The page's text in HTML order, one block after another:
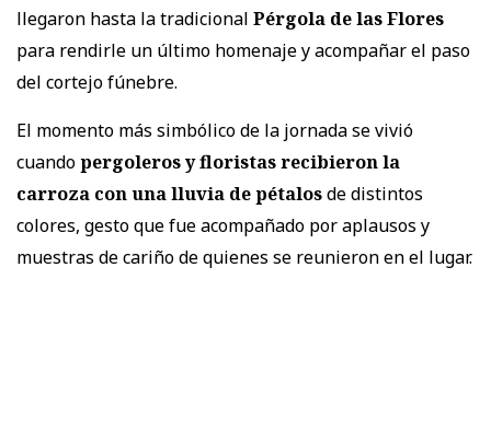
llegaron hasta la tradicional Pérgola de las Flores
para rendirle un último homenaje y acompañar el paso
del cortejo fúnebre.
El momento más simbólico de la jornada se vivió
cuandopergoleros y floristas recibieron la
carroza con una lluvia de pétalosde distintos
colores, gesto que fue acompañado por aplausos y
muestras de cariño de quienes se reunieron en el lugar.